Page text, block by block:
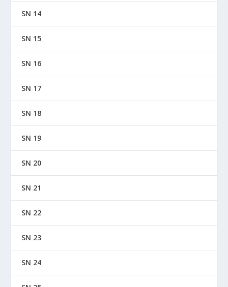
SN 14
SN 15
SN 16
SN 17
SN 18
SN 19
SN 20
SN 21
SN 22
SN 23
SN 24